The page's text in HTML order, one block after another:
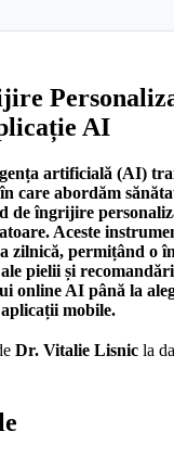
AI
artificială (AI)
care abordăm
de îngrijire
Aceste
zilnică, permițând o
pielii și
online AI până la
mobile.
Dr. Vitalie Lisnic la